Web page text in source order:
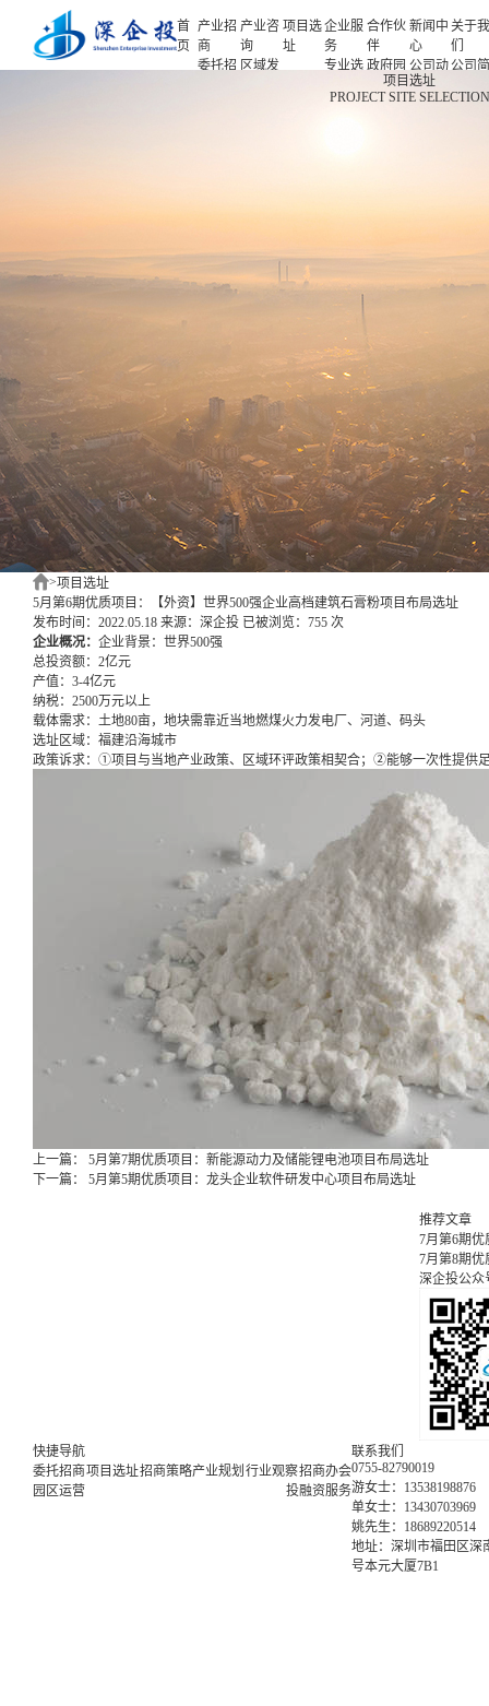
首
页
产业招
商
委托招
产业咨
询
区域发
专题研
究
项目选
址
企业服
务
专业选
项目申
合作伙
伴
政府园
企业客
新闻中
心
公司动
态
产业观
关于
们
公司
人力
新闻中心
项目选址
PROJECT SITE SELECTION
>项目选址
5月第6期优质项目：【外资】世界500强企业高档建筑石膏粉项目布局选址
发布时间：2022.05.18 来源：深企投 已被浏览：755 次
企业概况： 企业背景：世界500强
总投资额： 2亿元
产值： 3-4亿元
纳税： 2500万元以上
载体需求： 土地80亩，地块需靠近当地燃煤火力发电厂、河道、码头
选址区域： 福建沿海城市
政策诉求： ①项目与当地产业政策、区域环评政策相契合；②能够一次性提供
上一篇： 5月第7期优质项目：新能源动力及储能锂电池项目布局选址
下一篇： 5月第5期优质项目：龙头企业软件研发中心项目布局选址
推荐文章
7月第6期
7月第8期
深企投公众
快捷导航
委托招商项目选址招商策略产业规划 行业观察招商办会
园区运营
投融资服务
联系我们
0755-82790019
游女士：13538198876
单女士：13430703969
姚先生：18689220514
地址：深圳市福田区深
号本元大厦7B1